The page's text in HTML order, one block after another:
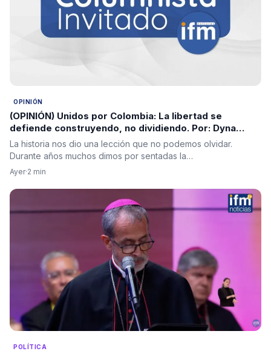
OPINIÓN
(OPINIÓN) Unidos por Colombia: La libertad se
defiende construyendo, no dividiendo. Por: Dyna
María Ochoa
La historia nos dio una lección que no podemos olvidar.
Durante años muchos dimos por sentadas la…
Ayer·2 min
POLÍTICA